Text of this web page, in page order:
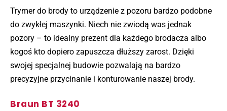
Trymer do brody to urządzenie z pozoru bardzo podobne
do zwykłej maszynki. Niech nie zwiodą was jednak
pozory – to idealny prezent dla każdego brodacza albo
kogoś kto dopiero zapuszcza dłuższy zarost. Dzięki
swojej specjalnej budowie pozwalają na bardzo
precyzyjne przycinanie i konturowanie naszej brody.
Braun BT 3240